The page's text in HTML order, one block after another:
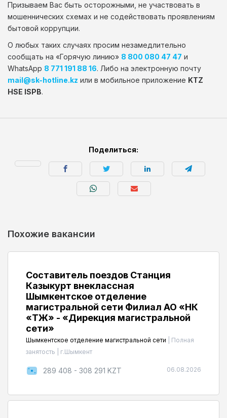
Призываем Вас быть осторожными, не участвовать в
мошеннических схемах и не содействовать проявлениям
бытовой коррупции.
О любых таких случаях просим незамедлительно
сообщать на «Горячую линию» 8 800 080 47 47 и
WhatsApp 8 771 191 88 16. Либо на электронную почту
mail@sk-hotline.kz или в мобильное приложение KTZ
HSE ISPB.
Поделиться:
Похожие вакансии
Составитель поездов Станция
Казыкурт внеклассная
Шымкентское отделение
магистральной сети Филиал АО «НК
«ҚТЖ» - «Дирекция магистральной
сети»
Шымкентское отделение магистральной сети
Полная
занятость
г.Шымкент
289 408 - 308 291 KZT 06.08.2026